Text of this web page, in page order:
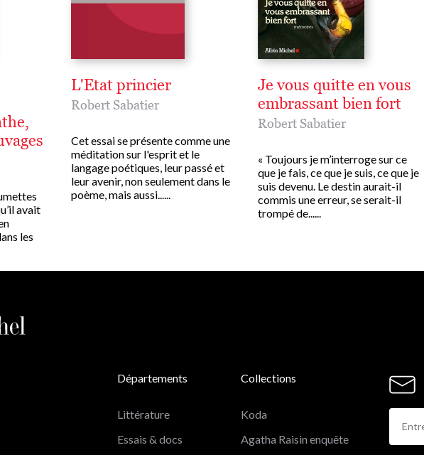
avait
les
L'Etat princier
Robert Sabatier
Cet essai se présente comme une
méditation sur l'esprit et le
langage poétiques, leur passé et
leur avenir, non seulement dans le
poème, mais aussi......
Je vous quitte en vous
embrassant bien fort
Robert Sabatier
« Toujours je m’interroge sur ce
que je fais, ce que je suis, ce que je
suis devenu. Le destin aurait-il
commis une erreur, se serait-il
trompé de......
Départements
Littérature
Essais & docs
Collections
Koda
Agatha Raisin enquête